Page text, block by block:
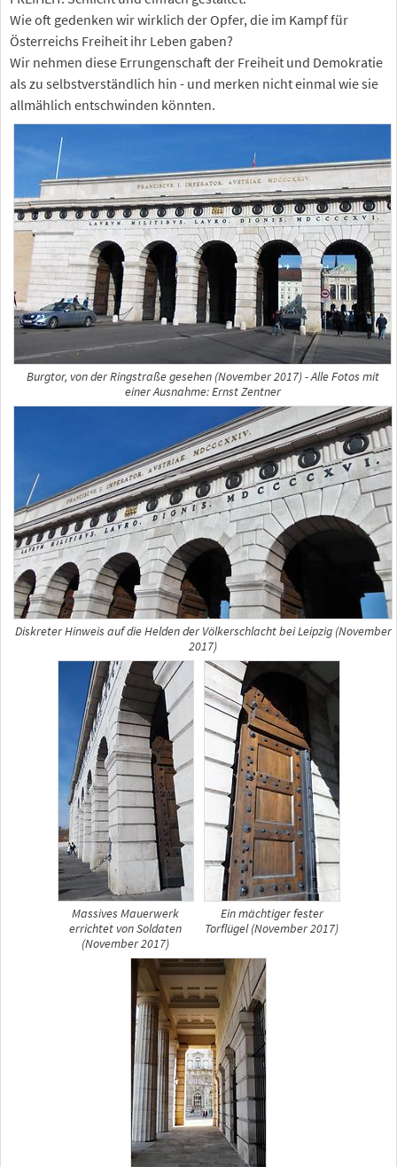
Wie oft gedenken wir wirklich der Opfer, die im Kampf für
Österreichs Freiheit ihr Leben gaben?
Wir nehmen diese Errungenschaft der Freiheit und Demokratie
als zu selbstverständlich hin - und merken nicht einmal wie sie
allmählich entschwinden könnten.
Burgtor, von der Ringstraße gesehen (November 2017) - Alle Fotos mit
einer Ausnahme: Ernst Zentner
Diskreter Hinweis auf die Helden der Völkerschlacht bei Leipzig (November
2017)
Massives Mauerwerk
errichtet von Soldaten
(November 2017)
Ein mächtiger fester
Torflügel (November 2017)